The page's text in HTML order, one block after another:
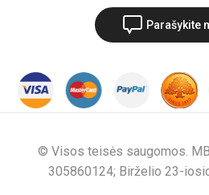
Parašykite
© Visos teisės saugomos. MB
305860124; Birželio 23-